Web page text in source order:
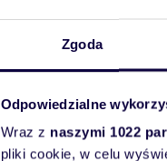
Zgoda
Odpowiedzialne
Wraz z naszymi 1022
pliki cookie, w celu